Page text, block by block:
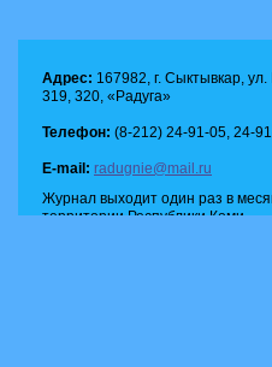
Адрес: 167982, г. Сыктывкар,
319, 320, «Радуга»
Телефон: (8-212) 24-91-05, 24-
E-mail: radugnie@mail.ru
Журнал выходит один раз в
территории Республики Коми.